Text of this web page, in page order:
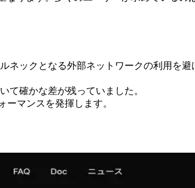
ネックとなる外部ネットワークの利用を
て確かな差が残っていました。
ーマンスを発揮します。